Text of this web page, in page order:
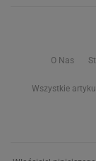
O Nas
Wszystkie